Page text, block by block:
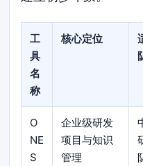
工
具
名
称
核心定位
O
NE
S
企业级研发
项目与知识
管理